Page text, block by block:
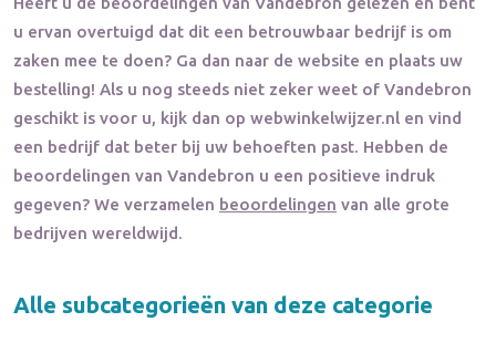
u ervan overtuigd dat dit een betrouwbaar bedrijf is om
zaken mee te doen? Ga dan naar de website en plaats uw
bestelling! Als u nog steeds niet zeker weet of Vandebron
geschikt is voor u, kijk dan op webwinkelwijzer.nl en vind
een bedrijf dat beter bij uw behoeften past. Hebben de
beoordelingen van Vandebron u een positieve indruk
gegeven? We verzamelen beoordelingen van alle grote
bedrijven wereldwijd.
Alle subcategorieën van deze categorie